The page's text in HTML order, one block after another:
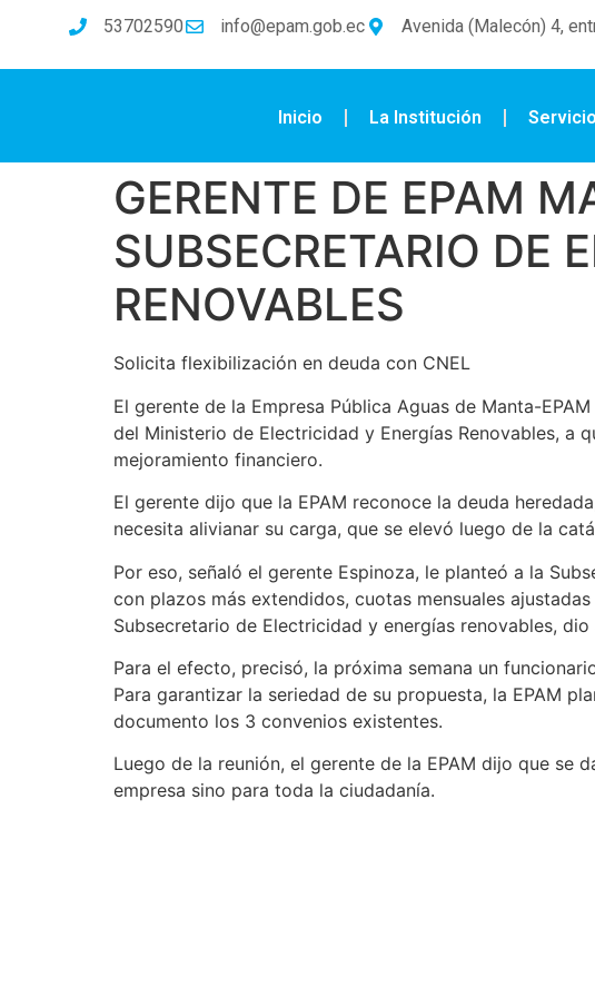
53702590 info@epam.gob.ec Avenida (Malecón) 4,
Inicio La Institución
GERENTE DE EPAM
SUBSECRETARIO DE
RENOVABLES
Solicita flexibilización en deuda con CNEL
El gerente de la Empresa Pública Aguas de Manta-
del Ministerio de Electricidad y Energías Renovables, a
mejoramiento financiero.
El gerente dijo que la EPAM reconoce la deuda
necesita alivianar su carga, que se elevó luego de la
Por eso, señaló el gerente Espinoza, le planteó a la
con plazos más extendidos, cuotas mensuales
Subsecretario de Electricidad y energías renovables,
Para el efecto, precisó, la próxima semana un
Para garantizar la seriedad de su propuesta, la EPAM
documento los 3 convenios existentes.
Luego de la reunión, el gerente de la EPAM dijo que se
empresa sino para toda la ciudadanía.